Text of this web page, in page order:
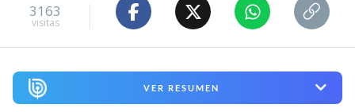
3163
visitas
VER RESUMEN